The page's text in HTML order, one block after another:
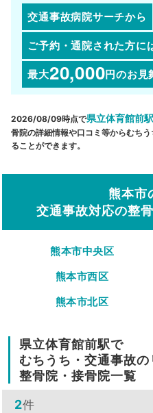
交通事故病院サーチから
ご予約・通院された方に
最大20,000円のお見
2026/08/09時点で県立体育館前駅
骨院の詳細情報や口コミ等からむち
ることができます。
熊本市
交通事故対応の整
熊本市中央区
熊本市西区
熊本市北区
県立体育館前駅で
むちうち・交通事故
整骨院・接骨院一覧
2件